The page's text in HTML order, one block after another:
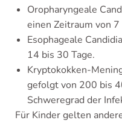
Oropharyngeale
einen Zeitraum von
Esophageale
14 bis 30 Tage.
Kryptokokken-
gefolgt von 200 bis
Schweregrad der
Für Kinder gelten